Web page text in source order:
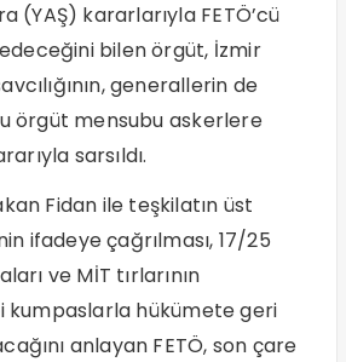
(YAŞ) kararlarıyla FETÖ’cü
bilen örgüt, İzmir
generallerin de
örgüt mensubu askerlere
sarsıldı.
Fidan ile teşkilatın üst
ifadeye çağrılması, 17/25
ve MİT tırlarının
kumpaslarla hükümete geri
anlayan FETÖ, son çare